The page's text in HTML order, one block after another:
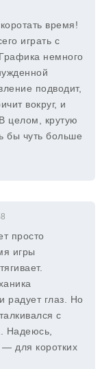
время!
играть с
немного
подводит,
вокруг, и
целом, крутую
бы чуть больше
просто
игры
радует глаз. Но
с
Надеюсь,
— для коротких